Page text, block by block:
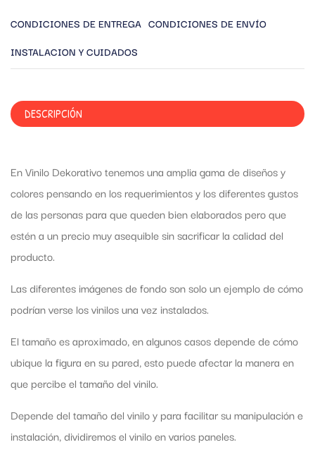
CONDICIONES DE ENTREGA CONDICIONES DE ENVÍO
INSTALACION Y CUIDADOS
DESCRIPCIÓN
En Vinilo Dekorativo tenemos una amplia gama de diseños y
colores pensando en los requerimientos y los diferentes gustos
de las personas para que queden bien elaborados pero que
estén a un precio muy asequible sin sacrificar la calidad del
producto.
Las diferentes imágenes de fondo son solo un ejemplo de cómo
podrían verse los vinilos una vez instalados.
El tamaño es aproximado, en algunos casos depende de cómo
ubique la figura en su pared, esto puede afectar la manera en
que percibe el tamaño del vinilo.
Depende del tamaño del vinilo y para facilitar su manipulación e
instalación, dividiremos el vinilo en varios paneles.